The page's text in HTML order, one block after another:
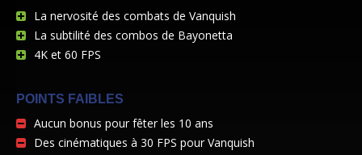
La nervosité des combats de Vanquish
La subtilité des combos de Bayonetta
4K et 60 FPS
POINTS FAIBLES
Aucun bonus pour fêter les 10 ans
Des cinématiques à 30 FPS pour Vanquish